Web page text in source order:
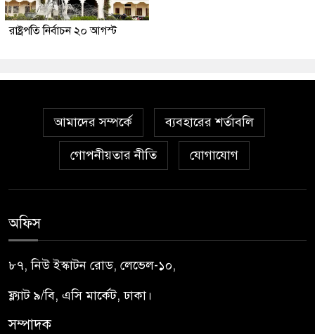
রাষ্ট্রপতি নির্বাচন ২০ আগস্ট
আমাদের সম্পর্কে ব্যবহারের শর্তাবলি
গোপনীয়তার নীতি যোগাযোগ
অফিস
৮৭, নিউ ইস্কাটন রোড, লেভেল-১০,
ফ্ল্যাট ৯/বি, এসি মার্কেট, ঢাকা।
সম্পাদক